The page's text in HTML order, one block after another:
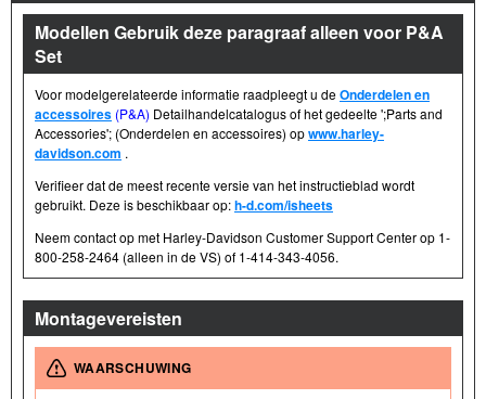
Modellen Gebruik deze paragraaf alleen voor P&A
Set
Voor modelgerelateerde informatie raadpleegt u deOnderdelen en
accessoires (P&A) Detailhandelcatalogus of het gedeelte ';Parts and
Accessories'; (Onderdelen en accessoires) opwww.harley-
davidson.com .
Verifieer dat de meest recente versie van het instructieblad wordt
gebruikt. Deze is beschikbaar op:h-d.com/isheets
Neem contact op met Harley-Davidson Customer Support Center op 1-
800-258-2464 (alleen in de VS) of 1-414-343-4056.
Montagevereisten
WAARSCHUWING